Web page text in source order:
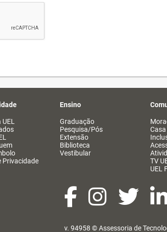
UEL
Privacidade
Ensino
Graduação
Pesquisa/Pós
Extensão
Biblioteca
Vestibular
TV
UEL
v. 94958 ©Assessoria de